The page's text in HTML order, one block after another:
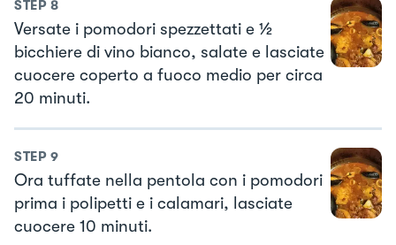
STEP 8
Versate i pomodori spezzettati e ½
bicchiere di vino bianco, salate e lasciate
cuocere coperto a fuoco medio per circa
20 minuti.
STEP 9
Ora tuffate nella pentola con i pomodori
prima i polipetti e i calamari, lasciate
cuocere 10 minuti.